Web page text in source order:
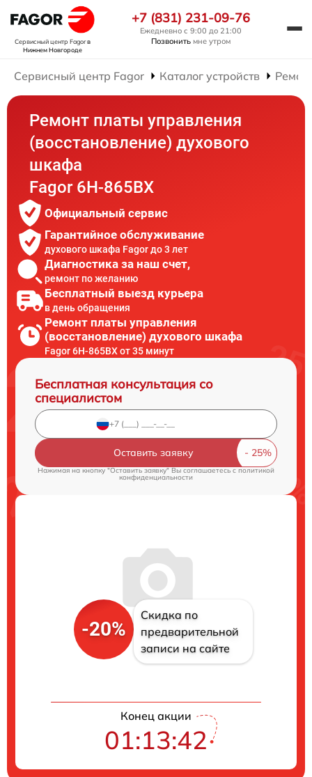
Сервисный центр Fagorв
Нижнем Новгороде
+7 (831) 231-09-76
Ежедневно с 9:00 до 21:00
Позвонить мне утром
Сервисный центр Fagor Каталог устройств
Ремонт платы управления
(восстановление) духового
шкафа
Fagor 6H-865BX
Официальный сервис
Гарантийное обслуживание
духового шкафа Fagor до 3 лет
Диагностика за наш счет,
ремонт по желанию
Бесплатный выезд курьера
в день обращения
Ремонт платы управления
(восстановление) духового шкафа
Fagor 6H-865BX от 35 минут
Бесплатная консультация со
специалистом
Оставить заявку
Нажимая на кнопку "Оставить заявку" Вы соглашаетесь cполитикой
конфиденциальности
-20%
Скидка по
предварительной
записи на сайте
Конец акции
01:13:41